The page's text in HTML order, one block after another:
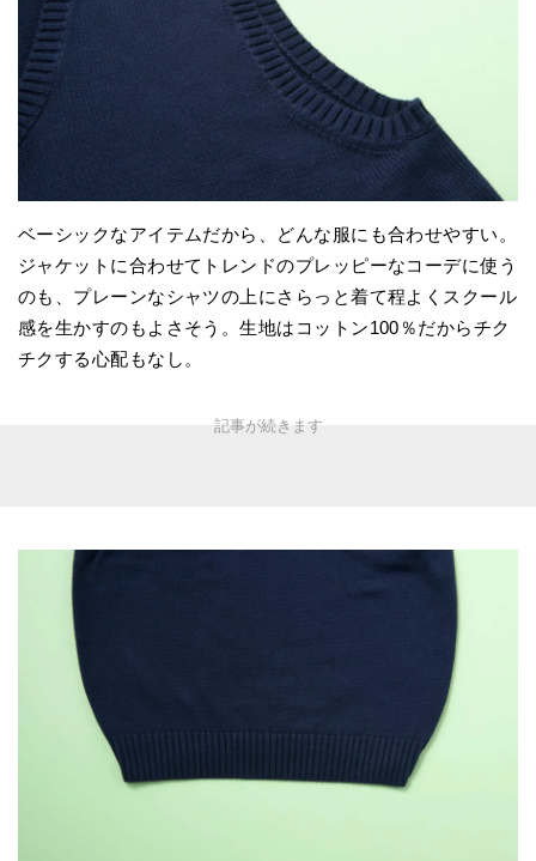
ベーシックなアイテムだから、どんな服にも合わせやすい。
ジャケットに合わせてトレンドのプレッピーなコーデに使う
のも、プレーンなシャツの上にさらっと着て程よくスクール
感を生かすのもよさそう。生地はコットン100％だからチク
チクする心配もなし。